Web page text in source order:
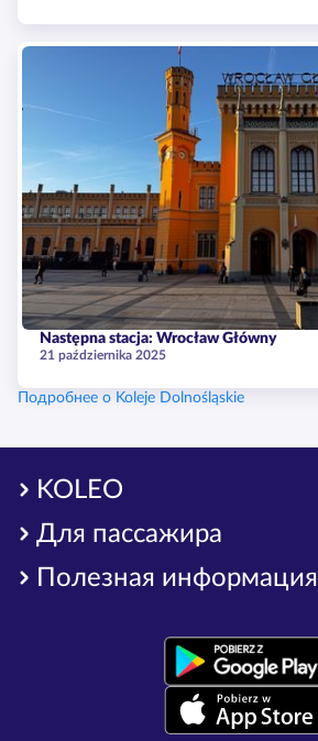
Następna stacja: Wrocław Główny
21 października 2025
Подробнее о Koleje Dolnośląskie
KOLEO
Для пассажира
Полезная информация